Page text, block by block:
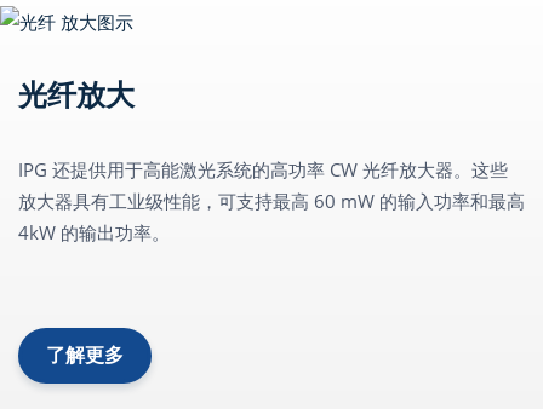
光纤放大
IPG 还提供用于高能激光系统的高功率 CW 光纤放大器。这些
放大器具有工业级性能，可支持最高 60 mW 的输入功率和最高
4kW 的输出功率。
了解更多